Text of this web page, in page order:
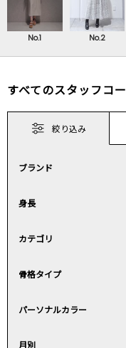
No.1 No.2
すべてのスタッフコ
絞り込み
ブランド
身長
カテゴリ
骨格タイプ
パーソナルカラー
月別